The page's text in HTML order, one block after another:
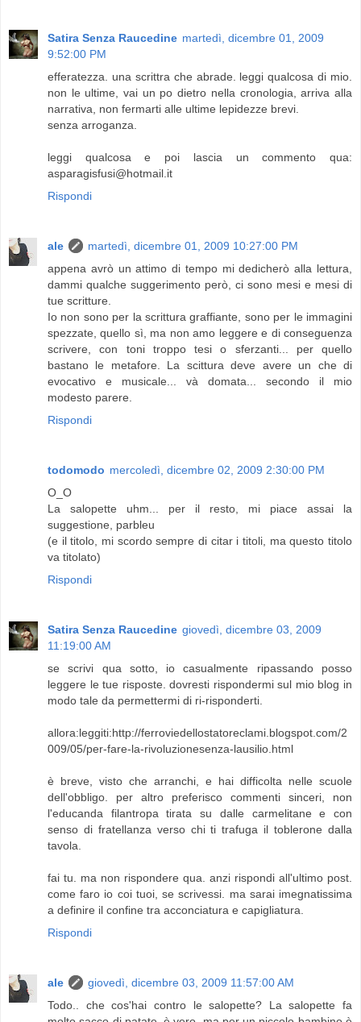
Satira Senza Raucedine martedì, dicembre 01, 2009
9:52:00 PM
efferatezza. una scrittra che abrade. leggi qualcosa di mio.
non le ultime, vai un po dietro nella cronologia, arriva alla
narrativa, non fermarti alle ultime lepidezze brevi.
senza arroganza.
leggi qualcosa e poi lascia un commento qua:
asparagisfusi@hotmail.it
Rispondi
ale
martedì, dicembre 01, 2009 10:27:00 PM
appena avrò un attimo di tempo mi dedicherò alla lettura,
dammi qualche suggerimento però, ci sono mesi e mesi di
tue scritture.
Io non sono per la scrittura graffiante, sono per le immagini
spezzate, quello sì, ma non amo leggere e di conseguenza
scrivere, con toni troppo tesi o sferzanti... per quello
bastano le metafore. La scittura deve avere un che di
evocativo e musicale... và domata... secondo il mio
modesto parere.
Rispondi
todomodo mercoledì, dicembre 02, 2009 2:30:00 PM
O_O
La salopette uhm... per il resto, mi piace assai la
suggestione, parbleu
(e il titolo, mi scordo sempre di citar i titoli, ma questo titolo
va titolato)
Rispondi
Satira Senza Raucedine giovedì, dicembre 03, 2009
11:19:00 AM
se scrivi qua sotto, io casualmente ripassando posso
leggere le tue risposte. dovresti rispondermi sul mio blog in
modo tale da permettermi di ri-risponderti.
allora:leggiti:http://ferroviedellostatoreclami.blogspot.com/2
009/05/per-fare-la-rivoluzionesenza-lausilio.html
è breve, visto che arranchi, e hai difficolta nelle scuole
dell'obbligo. per altro preferisco commenti sinceri, non
l'educanda filantropa tirata su dalle carmelitane e con
senso di fratellanza verso chi ti trafuga il toblerone dalla
tavola.
fai tu. ma non rispondere qua. anzi rispondi all'ultimo post.
come faro io coi tuoi, se scrivessi. ma sarai imegnatissima
a definire il confine tra acconciatura e capigliatura.
Rispondi
ale
giovedì, dicembre 03, 2009 11:57:00 AM
Todo.. che cos'hai contro le salopette? La salopette fa